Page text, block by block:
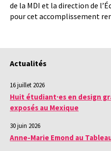
de la MDI et la direction de
pour cet accomplissement
Actualités
16 juillet 2026
Huit étudiant·es en design
exposés au Mexique
30 juin 2026
Anne-Marie Emond au